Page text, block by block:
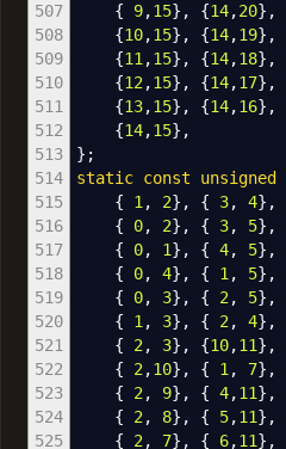
507
508
509
510
511
512
513
514
515
516
517
518
519
520
521
522
523
524
525
{
9,15} , {14,20} ,
{10,15} , {14,19} ,
{11,15} , {14,18} ,
{12,15} , {14,17} ,
{13,15} , {14,16} ,
{14,15} ,
} ;
static const unsigned
{
1, 2} , { 3, 4} ,
{
0, 2} , { 3, 5} ,
{
0, 1} , { 4, 5} ,
{
0, 4} , { 1, 5} ,
{
0, 3} , { 2, 5} ,
{
1, 3} , { 2, 4} ,
{
2, 3} , {10,11} ,
{
2,10} , { 1, 7} ,
{
2, 9} , { 4,11} ,
{
2, 8} , { 5,11} ,
{
2, 7} , { 6,11} ,